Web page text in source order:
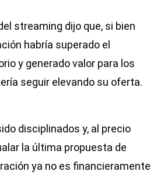
streaming dijo que, si bien
habría superado el
y generado valor para los
seguir elevando su oferta.
disciplinados y, al precio
la última propuesta de
ya no es financieramente